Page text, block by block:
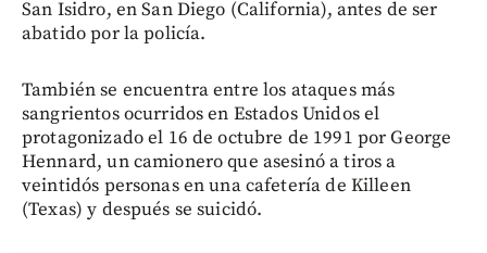
San Isidro, en San Diego (California), antes de ser
abatido por la policía.
También se encuentra entre los ataques más
sangrientos ocurridos en Estados Unidos el
protagonizado el 16 de octubre de 1991 por George
Hennard, un camionero que asesinó a tiros a
veintidós personas en una cafetería de Killeen
(Texas) y después se suicidó.